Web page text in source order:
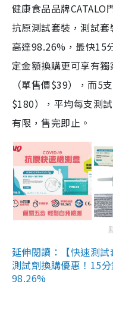
健康食品品牌CATALO
抗原測試套裝，測試
高達98.26%，最快15
定金額換購更可享有
（單售價$39），而5
$180），平均每支測
有限，售完即止。
延伸閱讀：【快速測
測試劑換購優惠！15
98.26%